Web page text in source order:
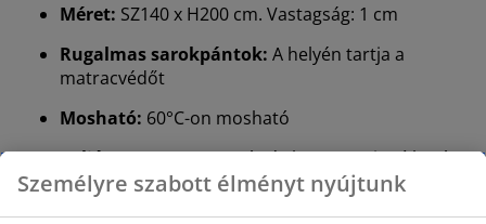
Méret: SZ140 x H200 cm. Vastagság: 1 cm
Rugalmas sarokpántok: A helyén tartja a
matracvédőt
Mosható: 60°C-on mosható
Poliészter anyag:Tartós és könnyen tisztítható
Poliészter töltet:Puha és rugalmas
Személyre szabott élményt nyújtunk